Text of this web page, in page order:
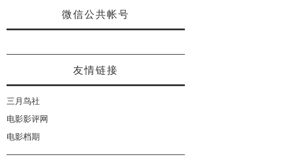
微信公共帐号
友情链接
三月鸟社
电影影评网
电影档期